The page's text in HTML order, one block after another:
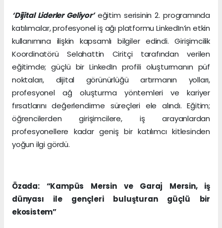
‘Dijital Liderler Geliyor’eğitim serisinin 2. programında
katılımcılar, profesyonel iş ağı platformu LinkedIn’in etkin
kullanımına ilişkin kapsamlı bilgiler edindi. Girişimcilik
Koordinatörü Selahattin Ciritçi tarafından verilen
eğitimde; güçlü bir LinkedIn profili oluşturmanın püf
noktaları, dijital görünürlüğü artırmanın yolları,
profesyonel ağ oluşturma yöntemleri ve kariyer
fırsatlarını değerlendirme süreçleri ele alındı. Eğitim;
öğrencilerden girişimcilere, iş arayanlardan
profesyonellere kadar geniş bir katılımcı kitlesinden
yoğun ilgi gördü.
Özada: “Kampüs Mersin ve Garaj Mersin, iş
dünyası ile gençleri buluşturan güçlü bir
ekosistem”